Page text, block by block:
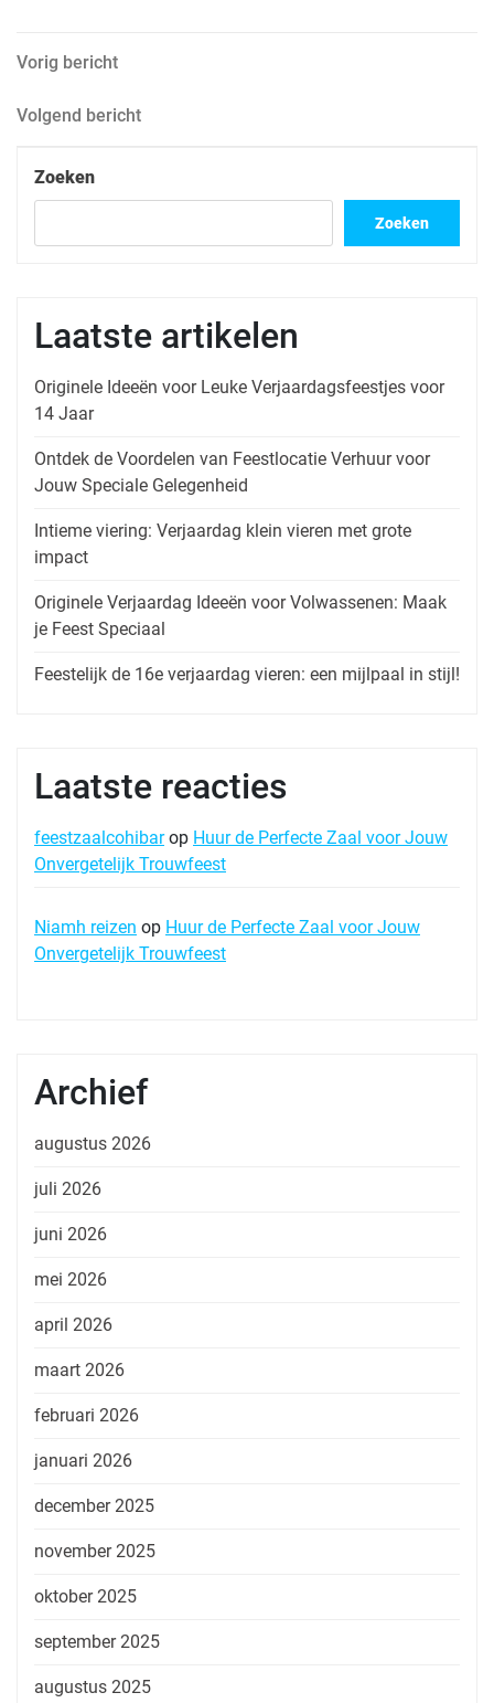
Berichtnavigatie
Vorig
Vorig bericht
Volgend
Volgend bericht
Zoeken
Zoeken
Laatste artikelen
Originele Ideeën voor Leuke Verjaardagsfeestjes voor
14 Jaar
Ontdek de Voordelen van Feestlocatie Verhuur voor
Jouw Speciale Gelegenheid
Intieme viering: Verjaardag klein vieren met grote
impact
Originele Verjaardag Ideeën voor Volwassenen: Maak
je Feest Speciaal
Feestelijk de 16e verjaardag vieren: een mijlpaal in stijl!
Laatste reacties
feestzaalcohibarop Huur de Perfecte Zaal voor Jouw
Onvergetelijk Trouwfeest
Niamh reizen op Huur de Perfecte Zaal voor Jouw
Onvergetelijk Trouwfeest
Archief
augustus 2026
juli 2026
juni 2026
mei 2026
april 2026
maart 2026
februari 2026
januari 2026
december 2025
november 2025
oktober 2025
september 2025
augustus 2025